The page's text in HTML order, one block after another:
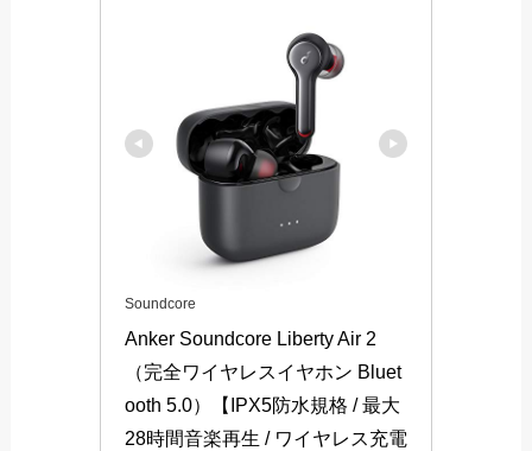
Soundcore
Anker Soundcore Liberty Air 2
（完全ワイヤレスイヤホン Bluet
ooth 5.0）【IPX5防水規格 / 最大
28時間音楽再生 / ワイヤレス充電